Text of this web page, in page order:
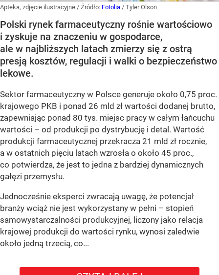
Apteka, zdjęcie ilustracyjne / Źródło: Fotolia / Tyler Olson
Polski rynek farmaceutyczny rośnie wartościowo
i zyskuje na znaczeniu w gospodarce,
ale w najbliższych latach zmierzy się z ostrą
presją kosztów, regulacji i walki o bezpieczeństwo
lekowe.
Sektor farmaceutyczny w Polsce generuje około 0,75 proc.
krajowego PKB i ponad 26 mld zł wartości dodanej brutto,
zapewniając ponad 80 tys. miejsc pracy w całym łańcuchu
wartości – od produkcji po dystrybucję i detal. Wartość
produkcji farmaceutycznej przekracza 21 mld zł rocznie,
a w ostatnich pięciu latach wzrosła o około 45 proc.,
co potwierdza, że jest to jedna z bardziej dynamicznych
gałęzi przemysłu.
Jednocześnie eksperci zwracają uwagę, że potencjał
branży wciąż nie jest wykorzystany w pełni – stopień
samowystarczalności produkcyjnej, liczony jako relacja
krajowej produkcji do wartości rynku, wynosi zaledwie
około jedną trzecią, co...